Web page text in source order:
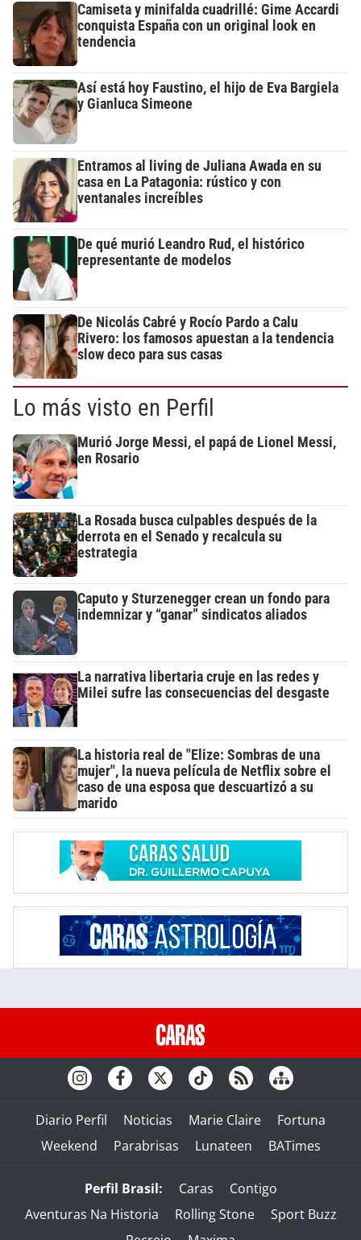
Camiseta y minifalda cuadrillé: Gime Accardi
conquista España con un original look en
tendencia
Así está hoy Faustino, el hijo de Eva Bargiela
y Gianluca Simeone
Entramos al living de Juliana Awada en su
casa en La Patagonia: rústico y con
ventanales increíbles
De qué murió Leandro Rud, el histórico
representante de modelos
De Nicolás Cabré y Rocío Pardo a Calu
Rivero: los famosos apuestan a la tendencia
slow deco para sus casas
Lo más visto en Perfil
Murió Jorge Messi, el papá de Lionel Messi,
en Rosario
La Rosada busca culpables después de la
derrota en el Senado y recalcula su
estrategia
Caputo y Sturzenegger crean un fondo para
indemnizar y “ganar” sindicatos aliados
La narrativa libertaria cruje en las redes y
Milei sufre las consecuencias del desgaste
La historia real de "Elize: Sombras de una
mujer", la nueva película de Netflix sobre el
caso de una esposa que descuartizó a su
marido
Diario Perfil Noticias Marie Claire
Fortuna
Weekend
Parabrisas Lunateen BATimes
Perfil Brasil: Caras
Contigo
Aventuras Na Historia
Rolling Stone
Sport Buzz